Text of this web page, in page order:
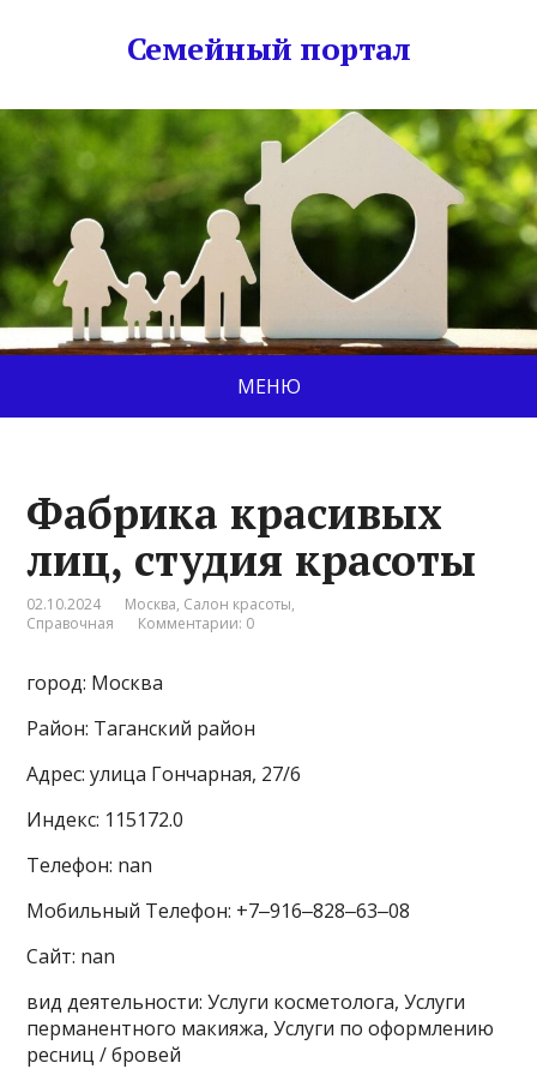
Семейный портал
МЕНЮ
Фабрика красивых
лиц, студия красоты
02.10.2024 Москва, Салон красоты,
Справочная
Комментарии: 0
город: Москва
Район: Таганский район
Адрес: улица Гончарная, 27/6
Индекс: 115172.0
Телефон: nan
Мобильный Телефон: +7‒916‒828‒63‒08
Сайт: nan
вид деятельности: Услуги косметолога, Услуги
перманентного макияжа, Услуги по оформлению
ресниц / бровей